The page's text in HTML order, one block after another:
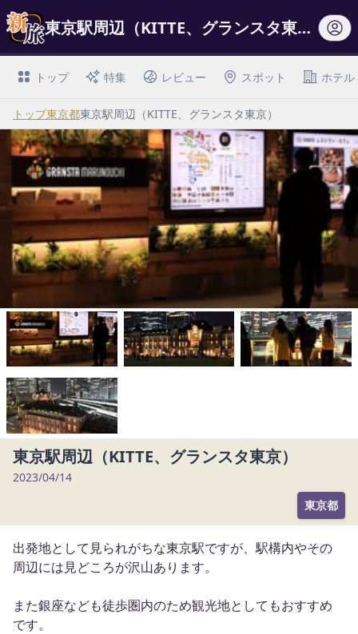
東京駅周辺（KITTE、グランスタ東京）
トップ 特集 レビュー スポット ホテル
トップ東京都東京駅周辺（KITTE、グランスタ東京）
I
m
o
東京駅周辺（KITTE、グランスタ東京）
2023/04/14
東京都
出発地として見られがちな東京駅ですが、駅構内やその
周辺には見どころが沢山あります。
また銀座なども徒歩圏内のため観光地としてもおすすめ
です。